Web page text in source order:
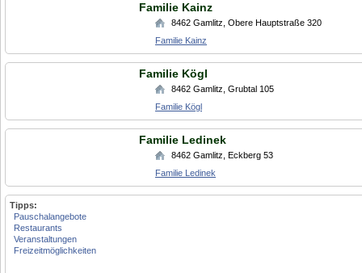
Familie Kainz
8462 Gamlitz Obere Hauptstraße 320
Familie Kainz
Familie Kögl
8462 Gamlitz Grubtal 105
Familie Kögl
Familie Ledinek
8462 Gamlitz Eckberg 53
Familie Ledinek
Tipps:
Pauschalangebote
Restaurants
Veranstaltungen
Freizeitmöglichkeiten